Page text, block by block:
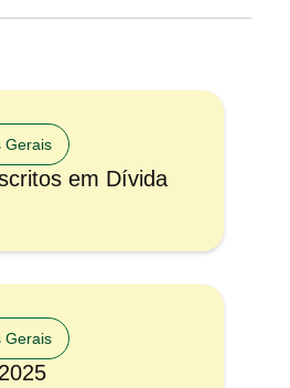
Gerais
em Dívida
Gerais